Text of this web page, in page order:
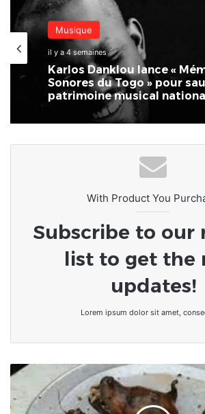
Santé
24 juin 2026
Lomé accueille la 2ème
d’HUMANIS : la santé pour
cœur du CETEF
With Product You
Subscribe to our
list to get the
updates!
Lorem ipsum dolor sit amet,
En
consommer